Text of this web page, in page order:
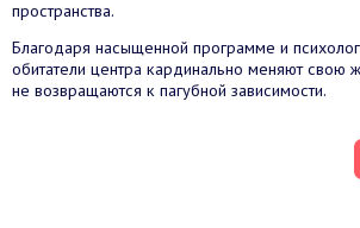
пространства.
Благодаря насыщенной программе и
обитатели центра кардинально меняют свою
не возвращаются к пагубной зависимости.